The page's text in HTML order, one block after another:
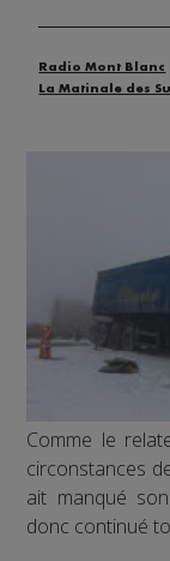
Radio Mont Blanc
La Matinale des
Comme le
circonstances
ait manqué
donc continué